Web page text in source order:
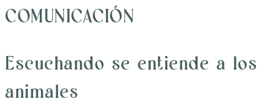
COMUNICACIÓN
Escuchando se entiende a los
animales